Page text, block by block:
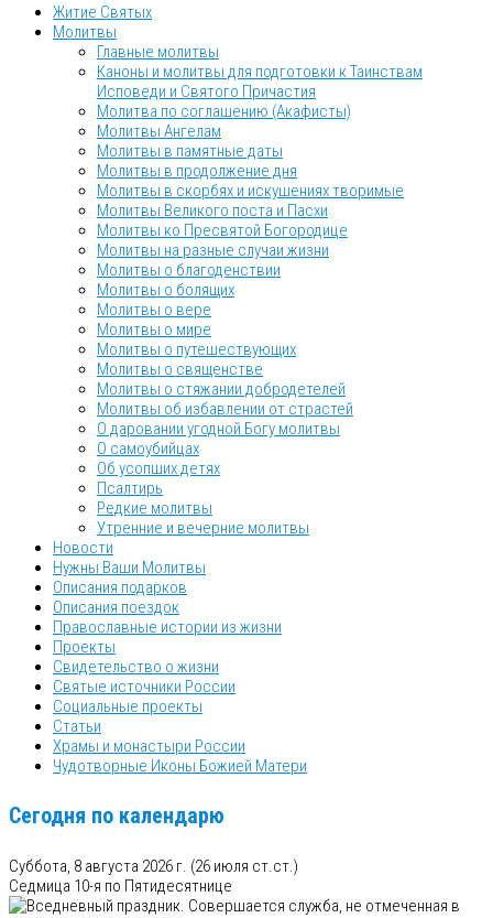
Житие Святых
Молитвы
Главные молитвы
Каноны и молитвы для подготовки к Таинствам
Исповеди и Святого Причастия
Молитва по соглашению (Акафисты)
Молитвы Ангелам
Молитвы в памятные даты
Молитвы в продолжение дня
Молитвы в скорбях и искушениях творимые
Молитвы Великого поста и Пасхи
Молитвы ко Пресвятой Богородице
Молитвы на разные случаи жизни
Молитвы о благоденствии
Молитвы о болящих
Молитвы о вере
Молитвы о мире
Молитвы о путешествующих
Молитвы о священстве
Молитвы о стяжании добродетелей
Молитвы об избавлении от страстей
О даровании угодной Богу молитвы
О самоубийцах
Об усопших детях
Псалтирь
Редкие молитвы
Утренние и вечерние молитвы
Новости
Нужны Ваши Молитвы
Описания подарков
Описания поездок
Православные истории из жизни
Проекты
Свидетельство о жизни
Святые источники России
Социальные проекты
Статьи
Храмы и монастыри России
Чудотворные Иконы Божией Матери
Сегодня по календарю
Суббота, 8 августа 2026 г. (26 июля ст.ст.)
Седмица 10-я по Пятидесятнице